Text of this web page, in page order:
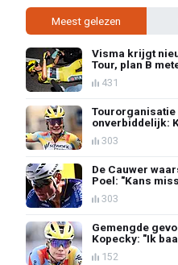
Meest gelezen
Visma krijgt
Tour, plan B
431
Tourorganisatie
onverbiddelijk:
303
De Cauwer
Poel: "Kans
303
Gemengde
Kopecky: "Ik
152